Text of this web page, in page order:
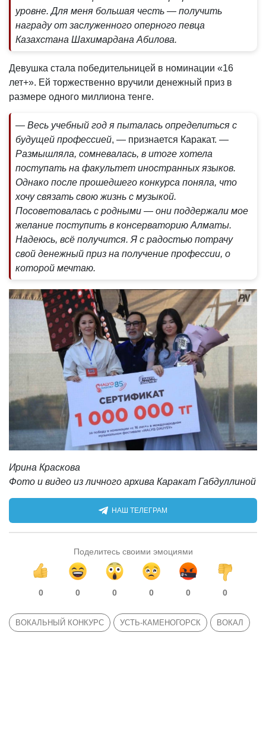
уровне. Для меня большая честь — получить
награду от заслуженного оперного певца
Казахстана Шахимардана Абилова.
Девушка стала победительницей в номинации «16
лет+». Ей торжественно вручили денежный приз в
размере одного миллиона тенге.
— Весь учебный год я пыталась определиться с
будущей профессией, — признается Каракат. —
Размышляла, сомневалась, в итоге хотела
поступать на факультет иностранных языков.
Однако после прошедшего конкурса поняла, что
хочу связать свою жизнь с музыкой.
Посоветовалась с родными — они поддержали мое
желание поступить в консерваторию Алматы.
Надеюсь, всё получится. Я с радостью потрачу
свой денежный приз на получение профессии, о
которой мечтаю.
Ирина Краскова
Фото и видео из личного архива Каракат Габдуллиной
НАШ ТЕЛЕГРАМ
Поделитесь своими эмоциями
0 0 0 0 0 0
ВОКАЛЬНЫЙ КОНКУРС УСТЬ-КАМЕНОГОРСК ВОКАЛ